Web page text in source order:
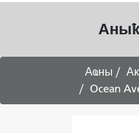
Аҩны
Ocean